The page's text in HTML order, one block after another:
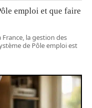
emploi et que faire
la gestion des
de Pôle emploi est